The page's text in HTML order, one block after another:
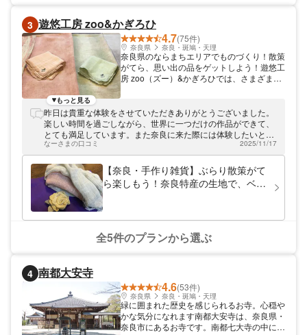
ンはスマホでの事前購入となるので、入口で
スマホを見せるだけと入場もスムーズ。農業
公園信貴山のどか村の割引クーポンを使っ
て、自然の中での様々な遊びを心ゆくまで満
喫してみては？
3 遊悠工房 zoo&かぎろひ
4.7(75件)
奈良県 奈良・斑鳩・天理
奈良県のならまちエリアでものづくり！散策
がてら、思い出の品をゲットしよう！遊悠工
房 zoo（ズー）&かぎろひでは、さまざまな
を中心に、古い町家が並ぶエリアです。そん
な「ならまち」エリアにある当手作り工房。
「ぶらり散策がてら気軽にものづくりが楽し
める！」と、多くの方にご好評いただいてお
ります。制作時間は30分～1時間。ご家族や
お友達同士で参加して、奈良観光の記念を残
してみませんか？
もっと見る
昨日は貴重な体験をさせていただきありがとうございました。
楽しい時間を過ごしながら、世界に一つだけの作品ができて、
とても満足しています。また奈良に来た際には体験したいと思
います！
なーさまの口コミ 2025/11/17
【奈良・手作り雑貨】ぶらり散策がて
ら楽しもう！奈良特産の生地で、ベン
全5件のプランから選ぶ
4 南都大安寺
4.6(53件)
奈良県 奈良・斑鳩・天理
緑に囲まれた歴史を感じられるお寺。心穏や
かな気分になれます南都大安寺は、奈良県・
奈良市にあるお寺です。南都七大寺の中に含